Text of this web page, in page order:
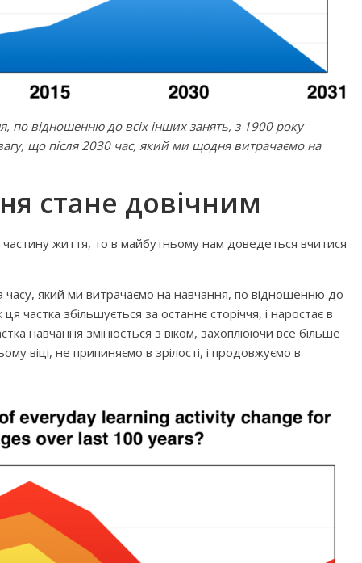
по відношенню до всіх інших занять, з 1900 року
що після 2030 час, який ми щодня витрачаємо на
стане довічним
життя, то в майбутньому нам доведеться вчитися
часу, який ми витрачаємо на навчання, по відношенню до
збільшується за останнє сторіччя, і наростає в
навчання змінюється з віком, захоплюючи все більше
віці, не припиняємо в зрілості, і продовжуємо в
святкового вечора
книжок для сну
ігровий
Лебединці